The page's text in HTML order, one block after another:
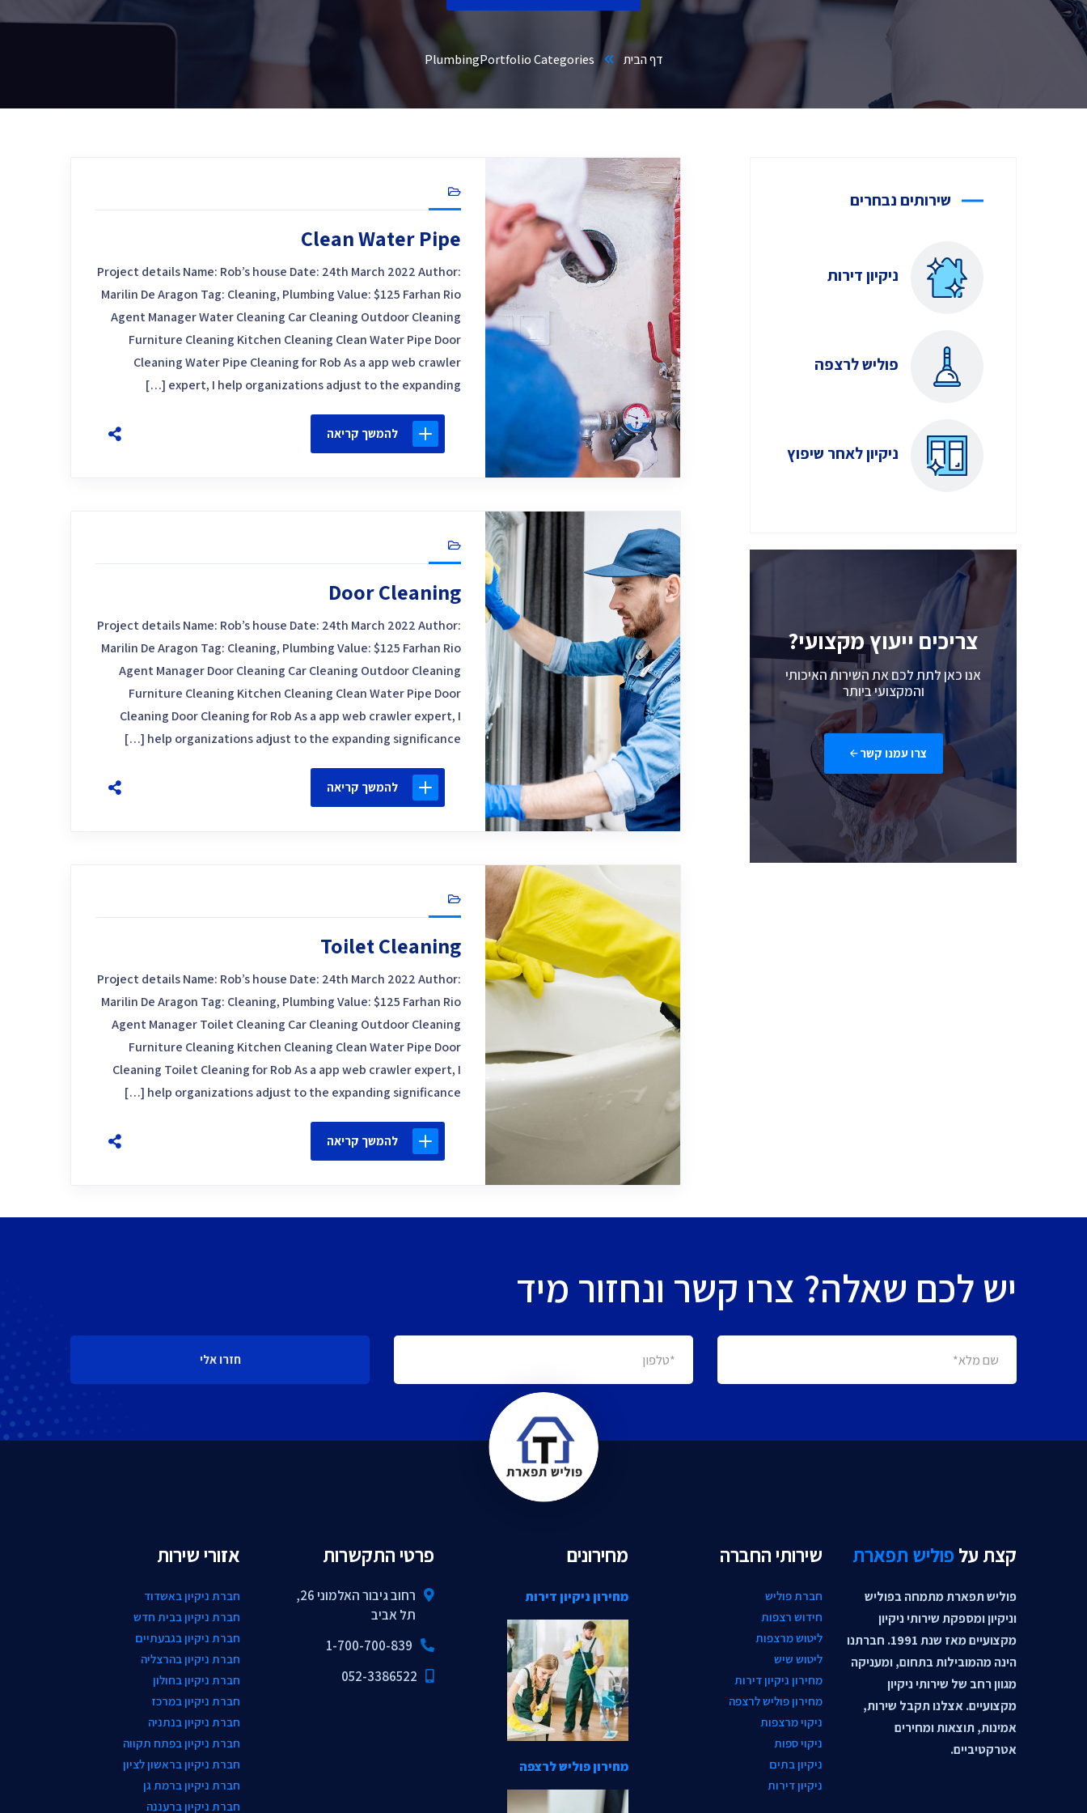
דף הבית Portfolio Categories
Plumbing
Clean Water Pipe
Project details Name: Rob’s house Date: 24th March 2022 Author:
Marilin De Aragon Tag: Cleaning, Plumbing Value: $125 Farhan Rio
Agent Manager Water Cleaning Car Cleaning Outdoor Cleaning
Furniture Cleaning Kitchen Cleaning Clean Water Pipe Door
Cleaning Water Pipe Cleaning for Rob As a app web crawler
expert, I help organizations adjust to the expanding […]
להמשך קריאה
Door Cleaning
Project details Name: Rob’s house Date: 24th March 2022 Author:
Marilin De Aragon Tag: Cleaning, Plumbing Value: $125 Farhan Rio
Agent Manager Door Cleaning Car Cleaning Outdoor Cleaning
Furniture Cleaning Kitchen Cleaning Clean Water Pipe Door
Cleaning Door Cleaning for Rob As a app web crawler expert, I
help organizations adjust to the expanding significance […]
להמשך קריאה
Toilet Cleaning
Project details Name: Rob’s house Date: 24th March 2022 Author:
Marilin De Aragon Tag: Cleaning, Plumbing Value: $125 Farhan Rio
Agent Manager Toilet Cleaning Car Cleaning Outdoor Cleaning
Furniture Cleaning Kitchen Cleaning Clean Water Pipe Door
Cleaning Toilet Cleaning for Rob As a app web crawler expert, I
help organizations adjust to the expanding significance […]
להמשך קריאה
שירותים נבחרים
ניקיון דירות
פוליש לרצפה
ניקיון לאחר שיפוץ
צריכים ייעוץ מקצועי?
אנו כאן לתת לכם את השירות האיכותי
והמקצועי ביותר
צרו עמנו קשר
יש לכם שאלה? צרו קשר ונחזור מיד
חזרו אלי
קצת על פוליש תפארת
פוליש תפארת מתמחה בפוליש
וניקיון ומספקת שירותי ניקיון
מקצועיים מאז שנת 1991. חברתנו
הינה מהמובילות בתחום, ומעניקה
מגוון רחב של שירותי ניקיון
מקצועיים. אצלנו תקבל שירות,
אמינות, תוצאות ומחירים
אטרקטיביים.
שירותי החברה
חברת פוליש
חידוש רצפות
ליטוש מרצפות
ליטוש שיש
מחירון ניקיון דירות
מחירון פוליש לרצפה
ניקוי מרצפות
ניקוי ספות
ניקיון בתים
ניקיון דירות
מחירונים
מחירון ניקיון דירות
מחירון פוליש לרצפה
פרטי התקשרות
רחוב גיבור האלמוני 26,
תל אביב
1-700-700-839
052-3386522
אזורי שירות
חברת ניקיון באשדוד
חברת ניקיון בבית חדש
חברת ניקיון בגבעתיים
חברת ניקיון בהרצליה
חברת ניקיון בחולון
חברת ניקיון במרכז
חברת ניקיון בנתניה
חברת ניקיון בפתח תקווה
חברת ניקיון בראשון לציון
חברת ניקיון ברמת גן
חברת ניקיון ברעננה